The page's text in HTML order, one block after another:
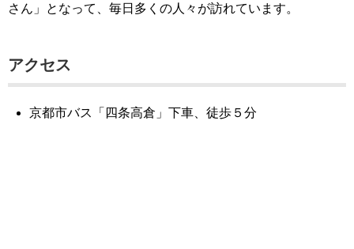
さん」となって、毎日多くの人々が訪れています。
アクセス
京都市バス「四条高倉」下車、徒歩５分